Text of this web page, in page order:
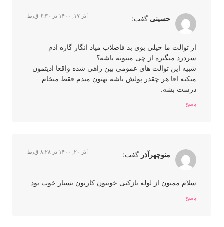
حسینی گفت: آذر ۱۷, ۱۴۰۰ در ۶:۳۰ ق٫ظ
از توالت ما خیلی بوی بد فاضلاب میاد انگار گازه ادم
سردرد میگیره از چی میتونه باشه؟
شبیه این توالت های عمومی بین راهی شده واقعا اذیتمون
میکنه اقا هر چقدر پولش باشه بهتون میدم فقط میخام
درست بشه.
پاسخ
منوچهرآذر گفت: آذر ۲۰, ۱۴۰۰ در ۸:۲۸ ق٫ظ
سلام ممنون از لوله بازکنی خوبتون کارتون بسیار خوب بود
پاسخ